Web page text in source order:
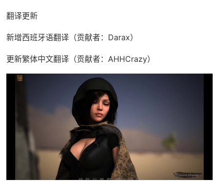
翻译更新
新增西班牙语翻译（贡献者：Darax）
更新繁体中文翻译（贡献者：AHHCrazy）